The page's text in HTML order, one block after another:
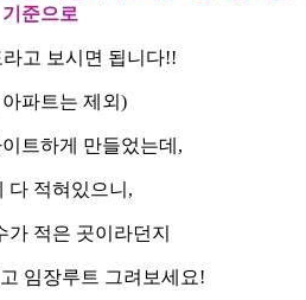
기준으로
고 보시면 됩니다!!
파트는 제외)
트하게 만들었는데,
다 적혀있으니,
가 적은 곳이라던지
임장루트 그려보세요!